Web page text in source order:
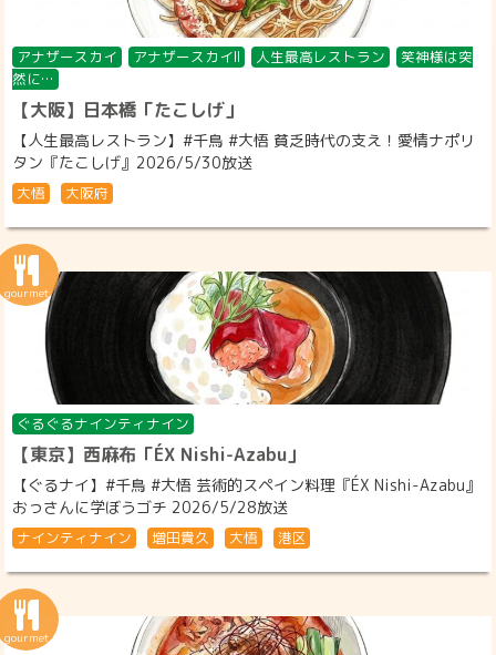
アナザースカイ アナザースカイII 人生最高レストラン
笑神様は突
然に…
【大阪】日本橋「たこしげ」
【人生最高レストラン】#千鳥 #大悟 貧乏時代の支え！愛情ナポリ
タン『たこしげ』2026/5/30放送
大悟 大阪府
ぐるぐるナインティナイン
【東京】西麻布「ÉX Nishi-Azabu」
【ぐるナイ】#千鳥 #大悟 芸術的スペイン料理『ÉX Nishi-Azabu』
おっさんに学ぼうゴチ 2026/5/28放送
ナインティナイン 増田貴久 大悟 港区